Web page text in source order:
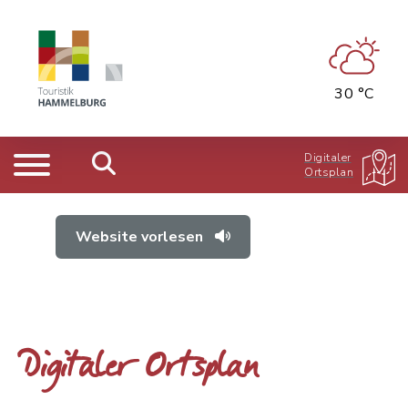
30 °C
Digitaler
Ortsplan
Website vorlesen
Digitaler Ortsplan